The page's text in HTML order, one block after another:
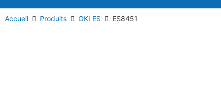
Accueil Produits OKI ES ES8451